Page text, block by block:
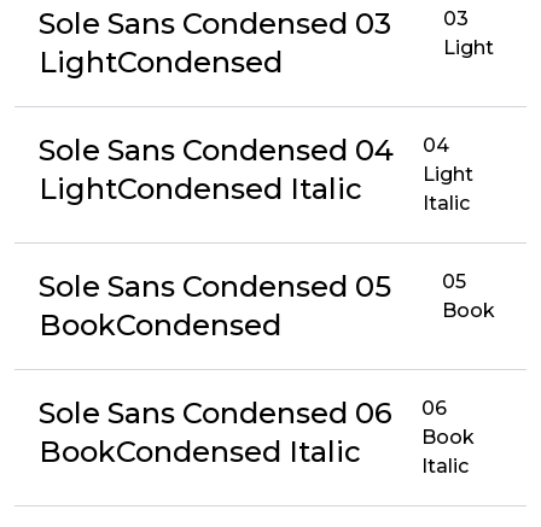
Sole Sans Condensed 03
LightCondensed
03
Light
Sole Sans Condensed 04
LightCondensed Italic
04
Light
Italic
Sole Sans Condensed 05
BookCondensed
05
Book
Sole Sans Condensed 06
BookCondensed Italic
06
Book
Italic